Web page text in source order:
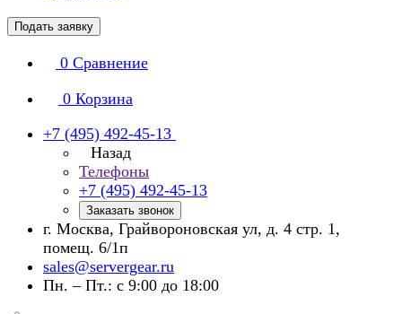
Подать заявку
0 Сравнение
0 Корзина
+7 (495) 492-45-13
Назад
Телефоны
+7 (495) 492-45-13
Заказать звонок
г. Москва, Грайвороновская ул, д. 4 стр. 1,
помещ. 6/1п
sales@servergear.ru
Пн. – Пт.: с 9:00 до 18:00